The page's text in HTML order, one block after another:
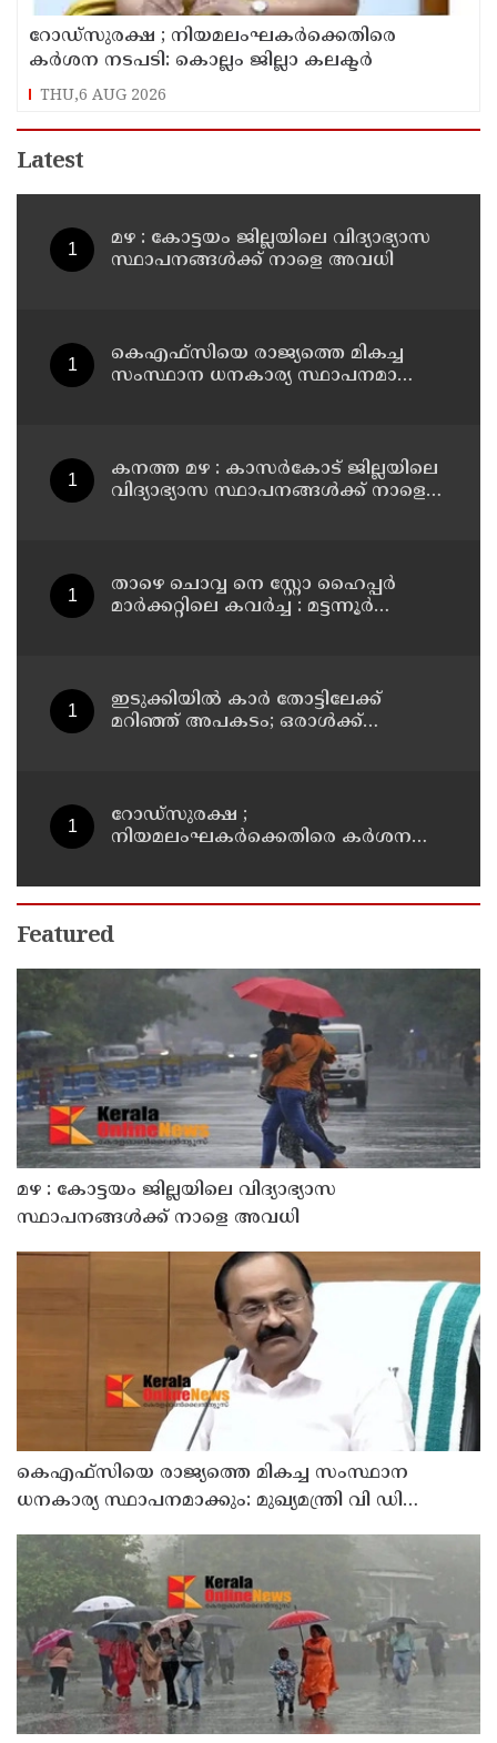
റോഡ്‌സുരക്ഷ ; നിയമലംഘകർക്കെതിരെ
കർശന നടപടി: കൊല്ലം ജില്ലാ കലക്ടർ
THU,6 AUG 2026
Latest
മഴ : കോട്ടയം ജില്ലയിലെ വിദ്യാഭ്യാസ
സ്ഥാപനങ്ങൾക്ക് നാളെ അവധി
കെഎഫ്‌സിയെ രാജ്യത്തെ മികച്ച
സംസ്ഥാന ധനകാര്യ സ്ഥാപനമാക്കും:
കനത്ത മഴ : കാസർകോട് ജില്ലയിലെ
വിദ്യാഭ്യാസ സ്ഥാപനങ്ങൾക്ക് നാളെ
താഴെ ചൊവ്വ നെ സ്റ്റോ ഹൈപ്പർ
മാർക്കറ്റിലെ കവർച്ച : മട്ടന്നൂർ
ഇടുക്കിയിൽ കാർ തോട്ടിലേക്ക്
മറിഞ്ഞ് അപകടം; ഒരാൾക്ക്
റോഡ്‌സുരക്ഷ ;
നിയമലംഘകർക്കെതിരെ കർശന
Featured
മഴ : കോട്ടയം ജില്ലയിലെ വിദ്യാഭ്യാസ
സ്ഥാപനങ്ങൾക്ക് നാളെ അവധി
കെഎഫ്‌സിയെ രാജ്യത്തെ മികച്ച സംസ്ഥാന
ധനകാര്യ സ്ഥാപനമാക്കും: മുഖ്യമന്ത്രി വി ഡി